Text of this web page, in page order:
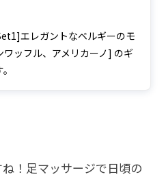
エレガントなベルギーのモ
ッフル、アメリカーノ] のギ
！足マッサージで日頃の